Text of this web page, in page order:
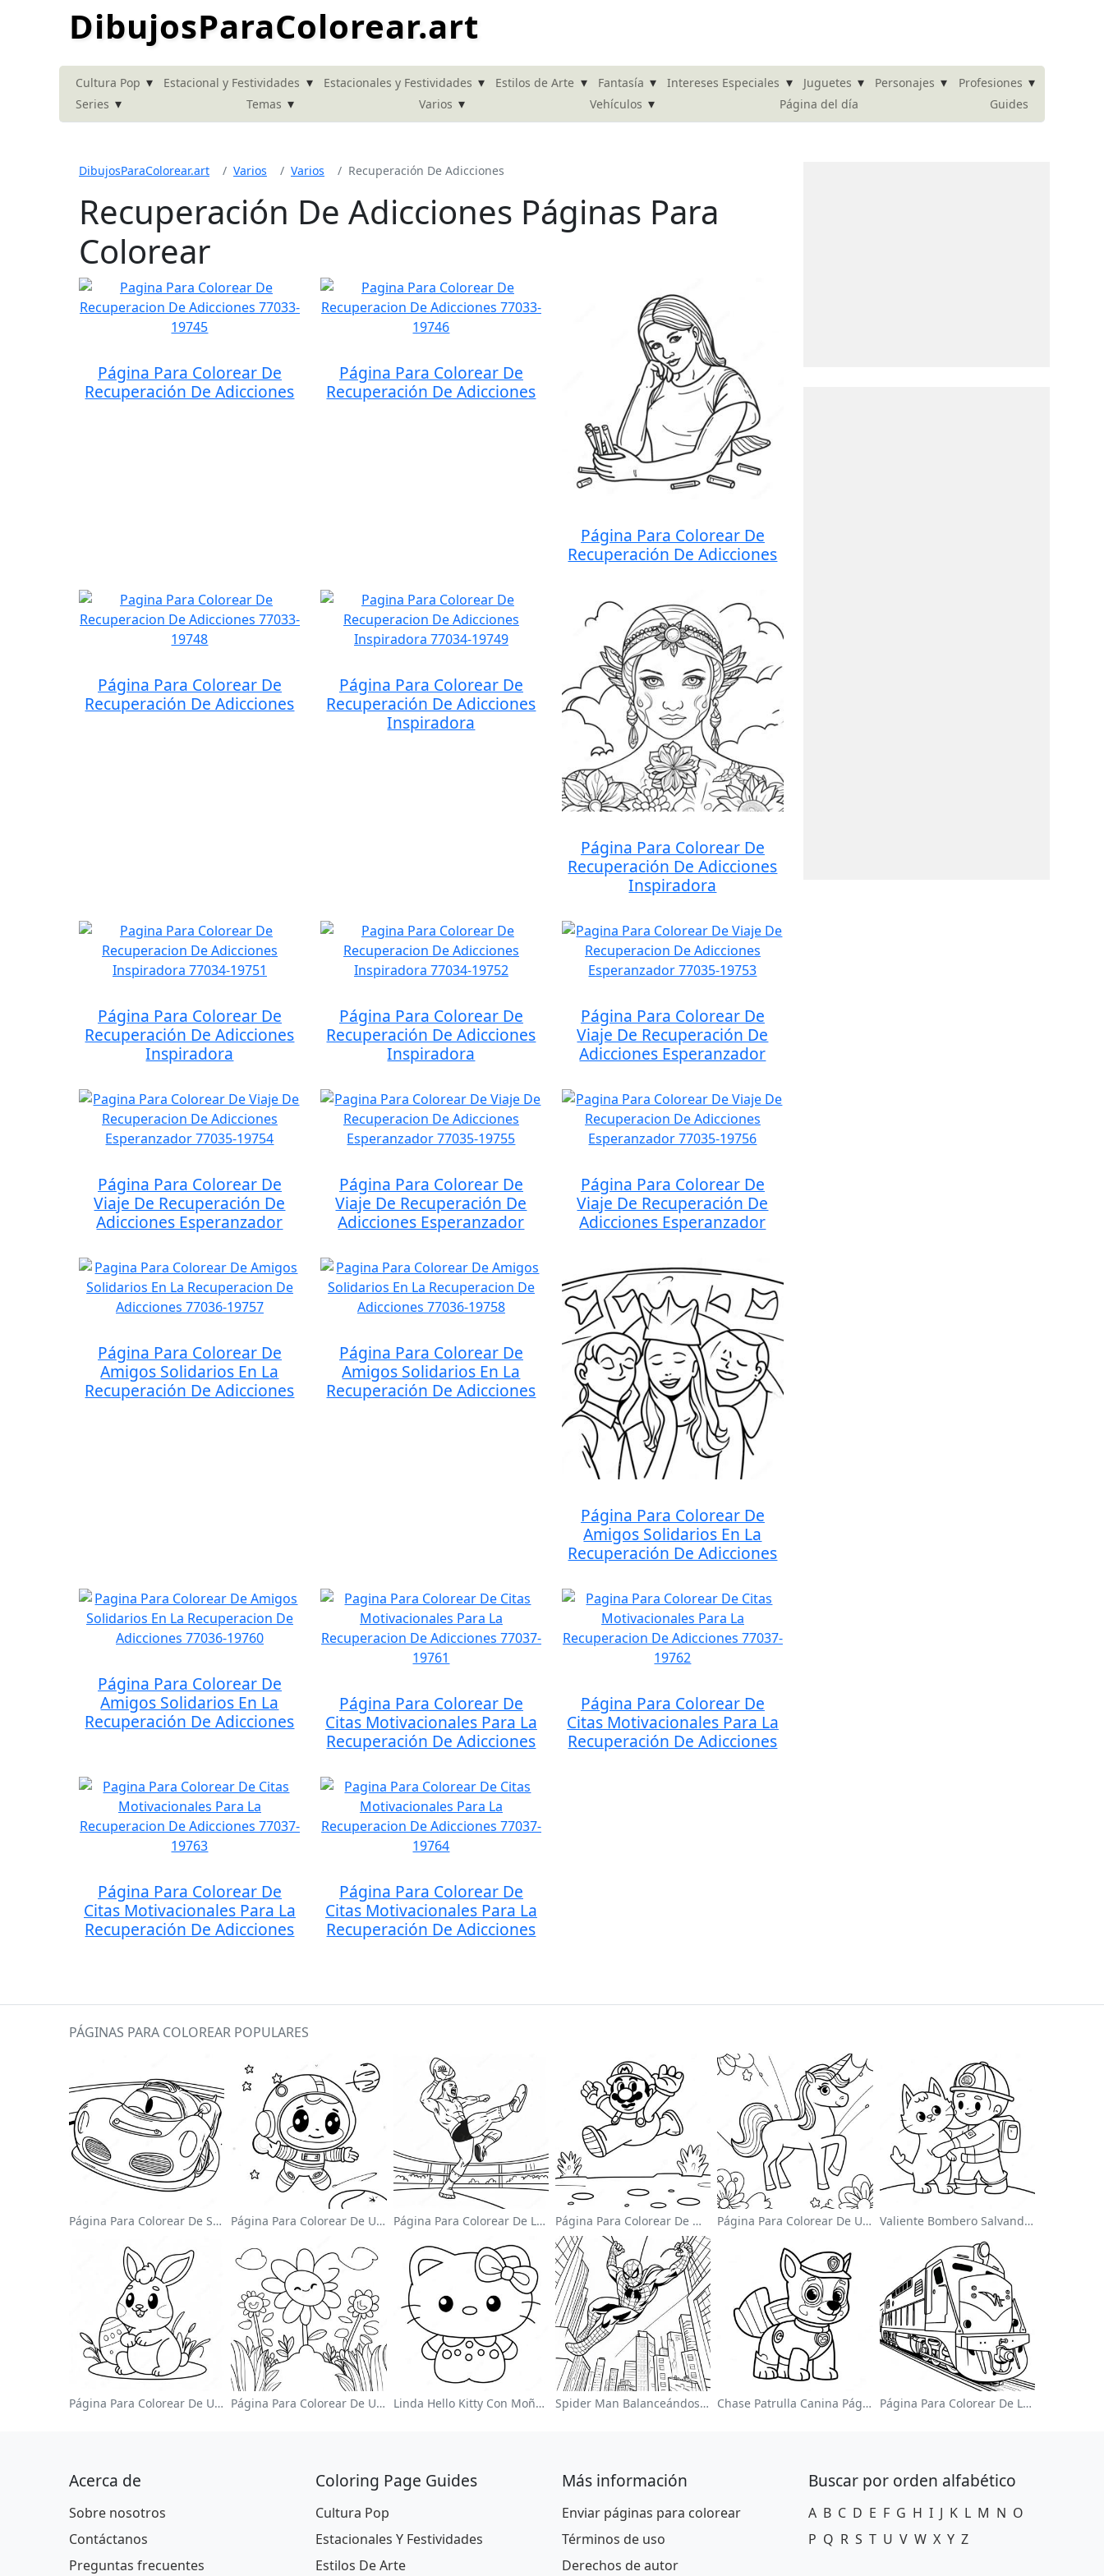
DibujosParaColorear.art
Cultura Pop ▾ Estacional y Festividades ▾ Estacionales y Festividades ▾ Estilos de Arte ▾ Fantasía ▾ Intereses Especiales ▾ Juguetes ▾ Personajes ▾ Profesiones ▾
Series ▾ Temas ▾ Varios ▾ Vehículos ▾ Página del día Guides
DibujosParaColorear.art Varios Varios Recuperación De Adicciones
Recuperación De Adicciones Páginas Para
Colorear
Página Para Colorear De
Recuperación De Adicciones
Página Para Colorear De
Recuperación De Adicciones
Página Para Colorear De
Recuperación De Adicciones
Página Para Colorear De
Recuperación De Adicciones
Página Para Colorear De
Recuperación De Adicciones
Inspiradora
Página Para Colorear De
Recuperación De Adicciones
Inspiradora
Página Para Colorear De
Recuperación De Adicciones
Inspiradora
Página Para Colorear De
Recuperación De Adicciones
Inspiradora
Página Para Colorear De
Viaje De Recuperación De
Adicciones Esperanzador
Página Para Colorear De
Viaje De Recuperación De
Adicciones Esperanzador
Página Para Colorear De
Viaje De Recuperación De
Adicciones Esperanzador
Página Para Colorear De
Viaje De Recuperación De
Adicciones Esperanzador
Página Para Colorear De
Amigos Solidarios En La
Recuperación De Adicciones
Página Para Colorear De
Amigos Solidarios En La
Recuperación De Adicciones
Página Para Colorear De
Amigos Solidarios En La
Recuperación De Adicciones
Página Para Colorear De
Amigos Solidarios En La
Recuperación De Adicciones
Página Para Colorear De
Citas Motivacionales Para La
Recuperación De Adicciones
Página Para Colorear De
Citas Motivacionales Para La
Recuperación De Adicciones
Página Para Colorear De
Citas Motivacionales Para La
Recuperación De Adicciones
Página Para Colorear De
Citas Motivacionales Para La
Recuperación De Adicciones
PÁGINAS PARA COLOREAR POPULARES
Página Para Colorear De Sonic El Velocista Página Para Colorear De Un Astronauta Lindo Flotando En El Espacio Página Para Colorear De Luchador De Wwe Saltando Sobre Oponente Página Para Colorear De Mario Saltando Sobre Goombas Página Para Colorear De Un Unicornio Mágico En Un Arcoíris Valiente Bombero Salvando Un Gato Para Colorear
Página Para Colorear De Un Lindo Conejo De Pascua Página Para Colorear De Un Jardín De Flores Coloridas Linda Hello Kitty Con Moño Para Colorear Spider Man Balanceándose Por La Ciudad Para Colorear Chase Patrulla Canina Página Para Colorear Página Para Colorear De Locomotora Colorida
Acerca de
Sobre nosotros
Contáctanos
Preguntas frecuentes
Coloring Page Guides
Cultura Pop
Estacionales Y Festividades
Estilos De Arte
Más información
Enviar páginas para colorear
Términos de uso
Derechos de autor
Buscar por orden alfabético
A B C D E F G H I J K L M N O
P Q R S T U V W X Y Z